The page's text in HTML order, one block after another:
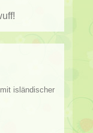
isländischer